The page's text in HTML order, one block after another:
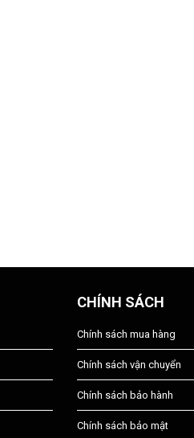
CHÍNH SÁCH
Chính sách mua hàng
Chính sách vận chuyển
Chính sách bảo hành
Chính sách bảo mật